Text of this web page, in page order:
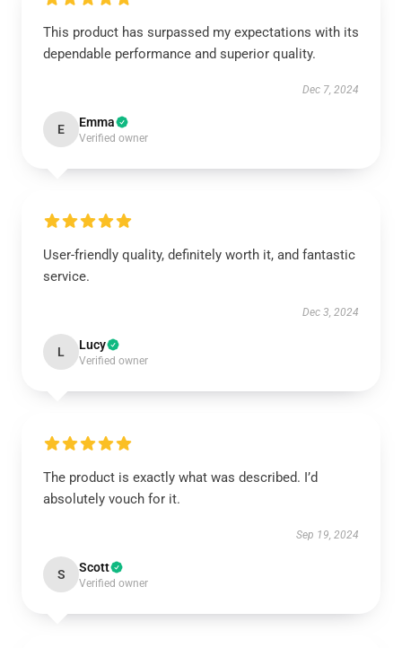
This product has surpassed my expectations with its
dependable performance and superior quality.
Dec 7, 2024
E Emma
Verified owner
User-friendly quality, definitely worth it, and fantastic
service.
Dec 3, 2024
L Lucy
Verified owner
The product is exactly what was described. I’d
absolutely vouch for it.
Sep 19, 2024
S Scott
Verified owner